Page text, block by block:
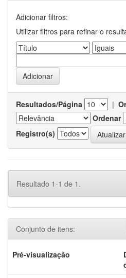
Adicionar filtros:
Utilizar filtros para refinar o
Resultados/Página |
Ordenar
Registro(s)
Resultado 1-1 de 1.
Conjunto de itens:
Pré-visualização